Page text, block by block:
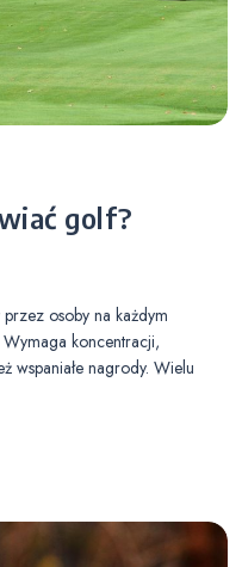
golf?
osoby na każdym
koncentracji,
wspaniałe nagrody. Wielu